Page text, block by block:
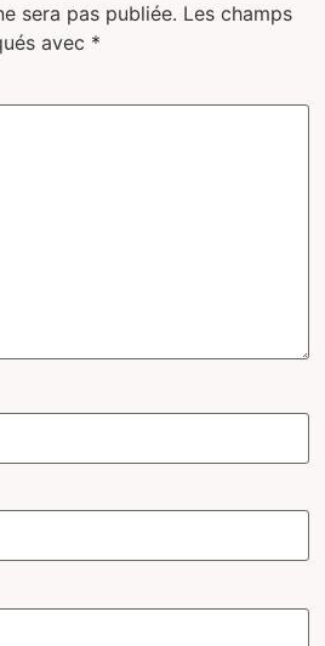
sera pas publiée. Les champs
avec *